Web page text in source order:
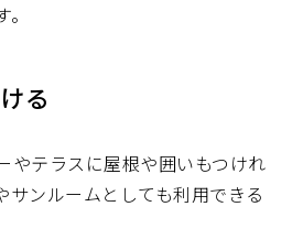
る
やテラスに屋根や囲いもつけれ
サンルームとしても利用できる